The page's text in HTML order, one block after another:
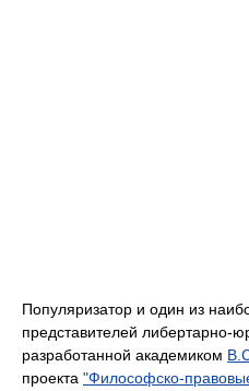
Популяризатор и один из
представителей либертарно-
разработанной академиком
проекта "Философско-